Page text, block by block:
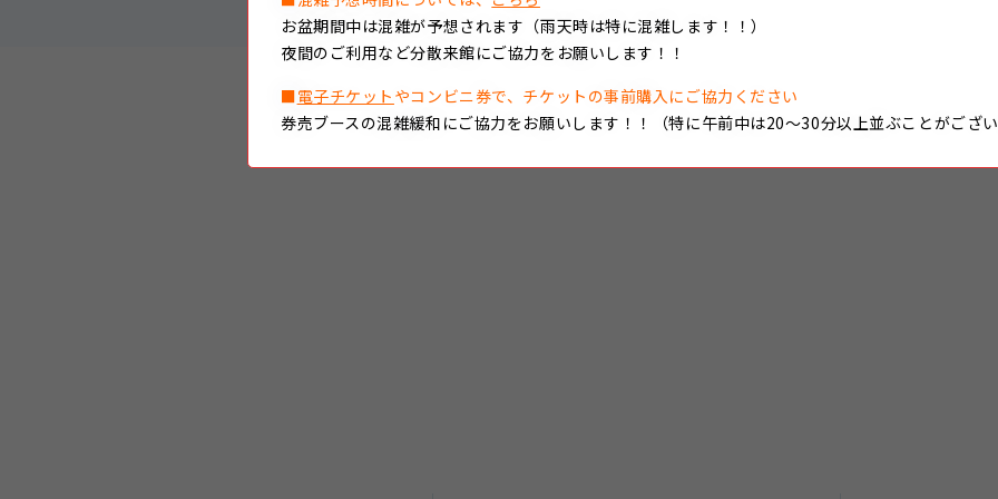
お盆期間中は混雑が予想されます（雨天時は特に混雑します！！）
夜間のご利用など分散来館にご協力をお願いします！！
■電子チケット やコンビニ券で、チケットの事前購入にご協力ください
券売ブースの混雑緩和にご協力をお願いします！！（特に午前中は20～30分以上並ぶことがござい